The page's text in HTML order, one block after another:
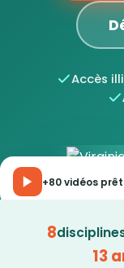
Accès
+80 vidéos
8
13